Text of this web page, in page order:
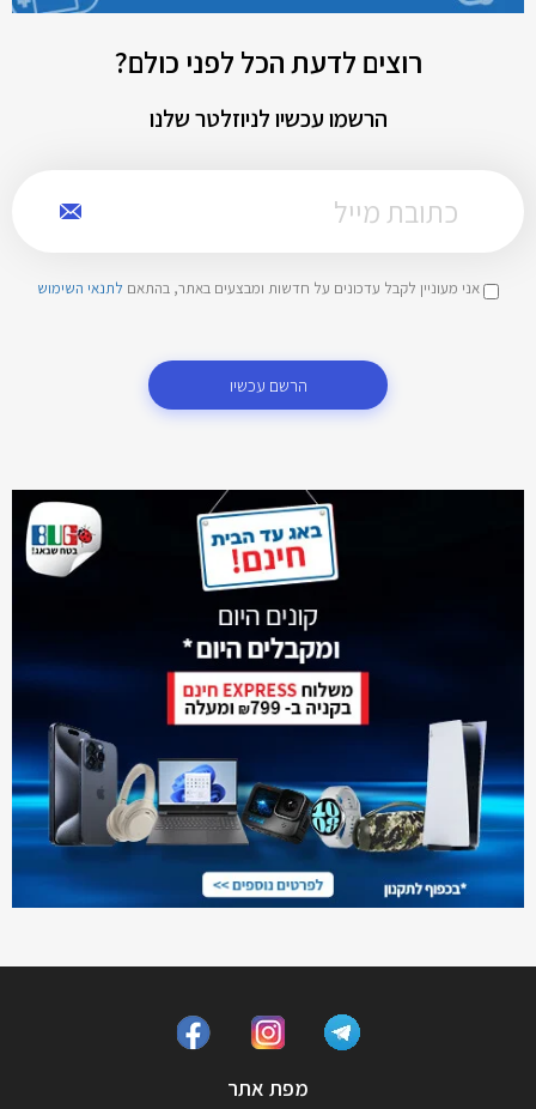
רוצים לדעת הכל לפני כולם?
הרשמו עכשיו לניוזלטר שלנו
אני מעוניין לקבל עדכונים על חדשות ומבצעים באתר, בהתאם לתנאי השימוש
הרשם עכשיו
מפת אתר